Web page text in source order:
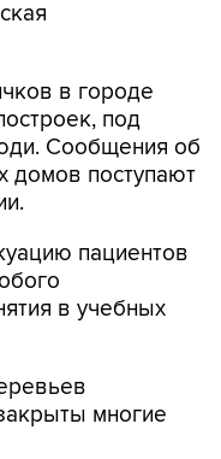
в городе
под
Сообщения об
домов поступают
пациентов
в учебных
многие